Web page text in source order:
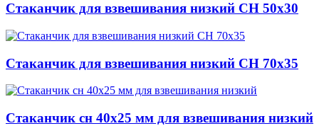
Стаканчик для взвешивания низкий СН 50х30
Стаканчик для взвешивания низкий СН 70х35
Стаканчик сн 40х25 мм для взвешивания низкий